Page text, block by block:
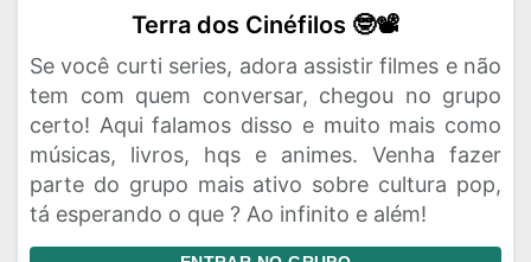
Terra dos Cinéfilos 🤓📽️
Se você curti series, adora assistir filmes e não
tem com quem conversar, chegou no grupo
certo! Aqui falamos disso e muito mais como
músicas, livros, hqs e animes. Venha fazer
parte do grupo mais ativo sobre cultura pop,
tá esperando o que ? Ao infinito e além!